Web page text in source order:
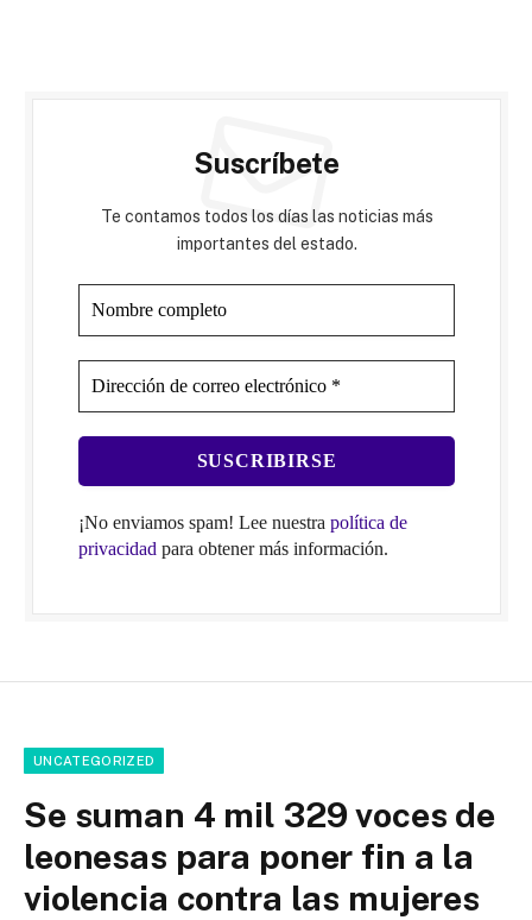
Suscríbete
Te contamos todos los días las noticias más
importantes del estado.
¡No enviamos spam! Lee nuestra política de
privacidad para obtener más información.
UNCATEGORIZED
Se suman 4 mil 329 voces de
leonesas para poner fin a la
violencia contra las mujeres